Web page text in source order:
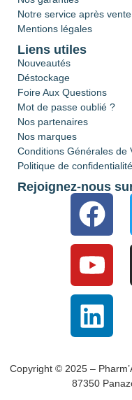
Notre service après vente
Mentions légales
Liens utiles
Nouveautés
Déstockage
Foire Aux Questions
Mot de passe oublié ?
Nos partenaires
Nos marques
Conditions Générales de
Politique de confidentialité
Rejoignez-nous
Copyright © 2025 –
87350